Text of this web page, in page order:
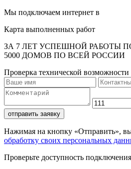
Мы подключаем интернет в
Карта выполненных работ
ЗА 7 ЛЕТ УСПЕШНОЙ РАБОТЫ
5000 ДОМОВ ПО ВСЕЙ РОССИИ
Проверка технической
отправить заявку
Нажимая на кнопку «Отправить»,
обработку своих персональных
Проверьте доступность подключения